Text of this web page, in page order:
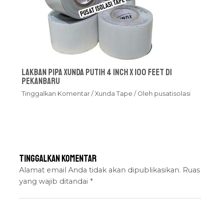
Lakban Pipa Xunda Putih 4 inch x 100 feet Di
Pekanbaru
Tinggalkan Komentar /Xunda Tape / Oleh pusatisolasi
Tinggalkan Komentar
Alamat email Anda tidak akan dipublikasikan. Ruas
yang wajib ditandai *